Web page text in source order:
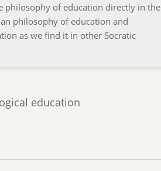
philosophy of education directly in the
philosophy of education and
as we find it in other Socratic
education